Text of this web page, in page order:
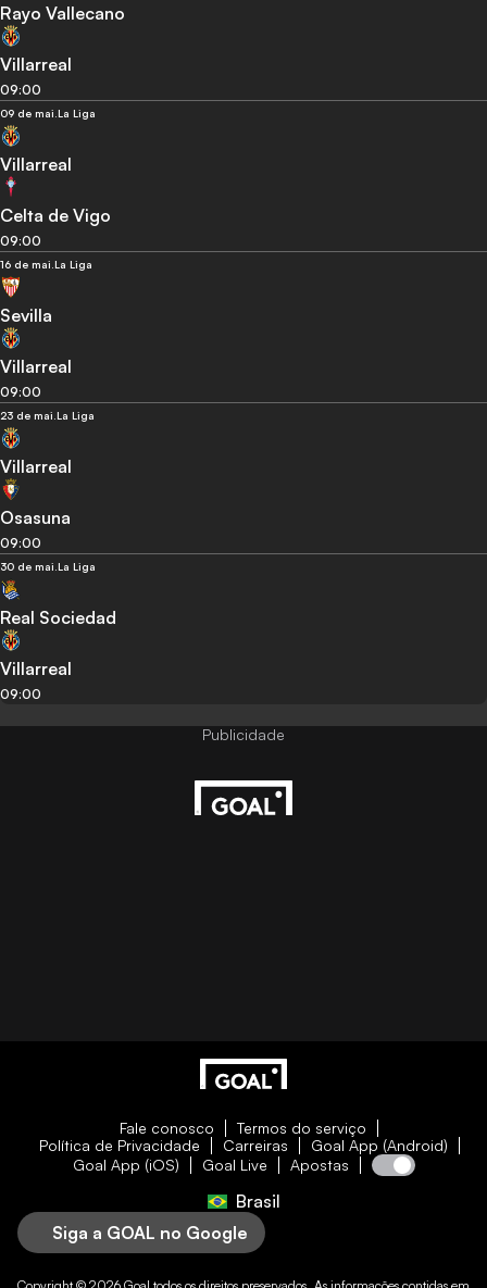
Rayo Vallecano
Villarreal
09:00
09 de mai. La Liga
Villarreal
Celta de Vigo
09:00
16 de mai. La Liga
Sevilla
Villarreal
09:00
23 de mai. La Liga
Villarreal
Osasuna
09:00
30 de mai. La Liga
Real Sociedad
Villarreal
09:00
Fale conosco
Termos do serviço
Política de Privacidade
Carreiras
Goal App (Android)
Goal App (iOS)
Goal Live Apostas
Brasil
Siga a GOAL no Google